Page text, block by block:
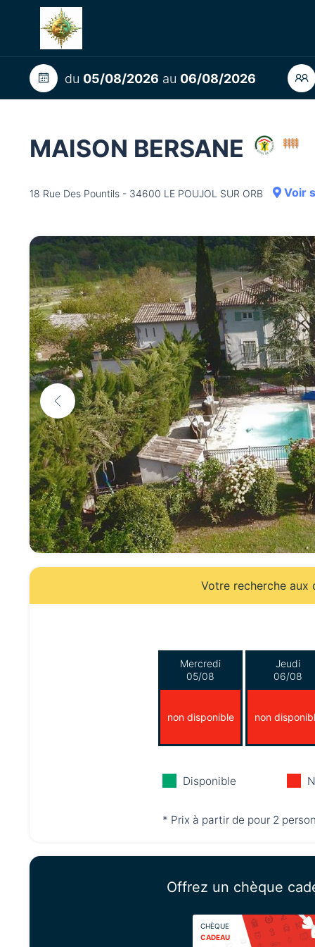
du 05/08/2026 au 06/08/2026
MAISON BERSANE
18 Rue Des Pountils - 34600 LE POUJOL SUR ORB Voir
Votre recherche aux
Mercredi
05/08
non disponible
Jeudi
06/08
non
Disponible
* Prix à partir de pour 2
Offrez un chèque
CHÈQUE
CADEAU